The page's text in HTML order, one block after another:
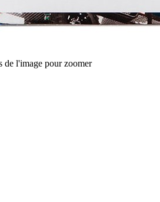
de l'image pour zoomer